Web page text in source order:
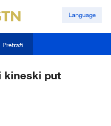
Language
Pretraži
kineski put